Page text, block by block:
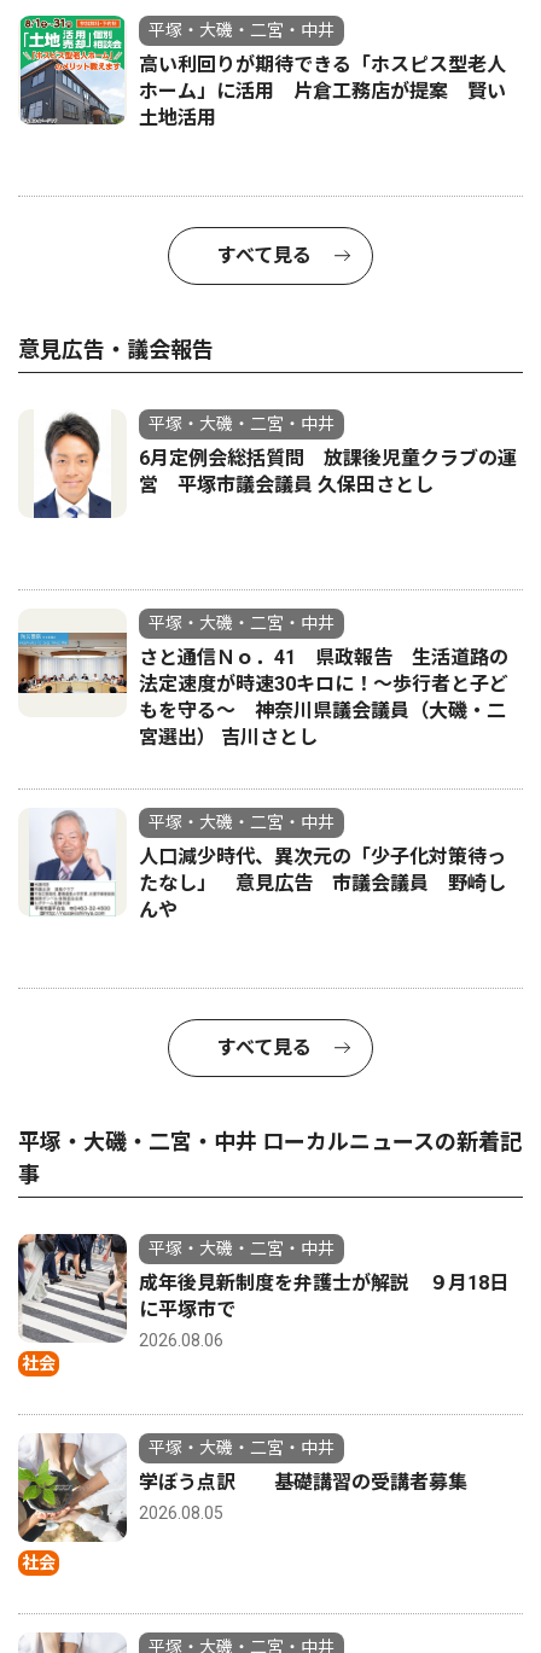
平塚・大磯・二宮・中井
高い利回りが期待できる「ホスピス型老人
ホーム」に活用 片倉工務店が提案 賢い
土地活用
すべて見る
意見広告・議会報告
平塚・大磯・二宮・中井
6月定例会総括質問 放課後児童クラブの運
営 平塚市議会議員 久保田さとし
平塚・大磯・二宮・中井
さと通信Ｎｏ．41 県政報告 生活道路の
法定速度が時速30キロに！〜歩行者と子ど
もを守る〜 神奈川県議会議員（大磯・二
宮選出） 吉川さとし
平塚・大磯・二宮・中井
人口減少時代、異次元の「少子化対策待っ
たなし」 意見広告 市議会議員 野崎し
んや
すべて見る
平塚・大磯・二宮・中井 ローカルニュースの新着記
事
社会
平塚・大磯・二宮・中井
成年後見新制度を弁護士が解説 ９月18日
に平塚市で
2026.08.06
社会
平塚・大磯・二宮・中井
学ぼう点訳 基礎講習の受講者募集
2026.08.05
平塚・大磯・二宮・中井